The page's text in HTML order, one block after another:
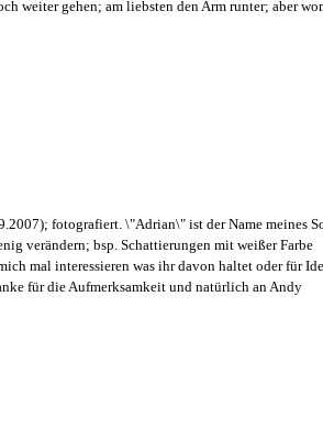
weiter gehen; am liebsten den Arm runter; aber
fotografiert. \"Adrian\" ist der Name meines
verändern; bsp. Schattierungen mit weißer Farbe
mal interessieren was ihr davon haltet oder für
für die Aufmerksamkeit und natürlich an Andy